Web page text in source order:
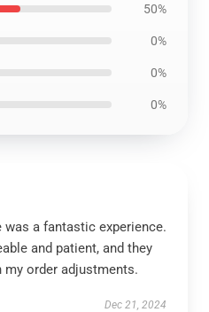
50%
0%
0%
0%
a fantastic experience.
and patient, and they
order adjustments.
Dec 21, 2024